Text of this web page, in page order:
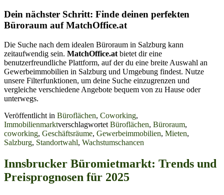
Dein nächster Schritt: Finde deinen perfekten
Büroraum auf MatchOffice.at
Die Suche nach dem idealen Büroraum in Salzburg kann
zeitaufwendig sein. MatchOffice.at bietet dir eine
benutzerfreundliche Plattform, auf der du eine breite Auswahl an
Gewerbeimmobilien in Salzburg und Umgebung findest. Nutze
unsere Filterfunktionen, um deine Suche einzugrenzen und
vergleiche verschiedene Angebote bequem von zu Hause oder
unterwegs.
Veröffentlicht in Büroflächen, Coworking,
Immobilienmarktverschlagwortet Büroflächen, Büroraum,
coworking, Geschäftsräume, Gewerbeimmobilien, Mieten,
Salzburg, Standortwahl, Wachstumschancen
Innsbrucker Büromietmarkt: Trends und
Preisprognosen für 2025